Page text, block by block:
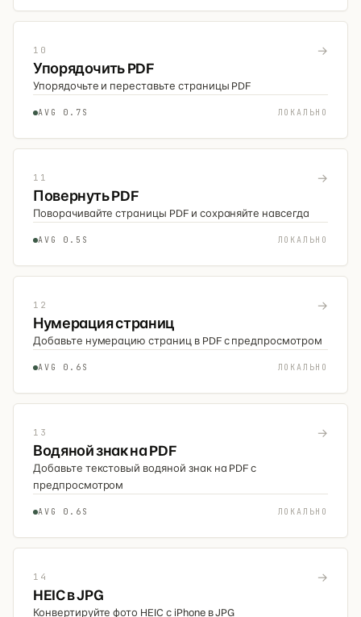
10 →
Упорядочить PDF
Упорядочьте и переставьте страницы PDF
AVG 0.7S ЛОКАЛЬНО
11 →
Повернуть PDF
Поворачивайте страницы PDF и сохраняйте навсегда
AVG 0.5S ЛОКАЛЬНО
12 →
Нумерация страниц
Добавьте нумерацию страниц в PDF с предпросмотром
AVG 0.6S ЛОКАЛЬНО
13 →
Водяной знак на PDF
Добавьте текстовый водяной знак на PDF с
предпросмотром
AVG 0.6S ЛОКАЛЬНО
14 →
HEIC в JPG
Конвертируйте фото HEIC с iPhone в JPG